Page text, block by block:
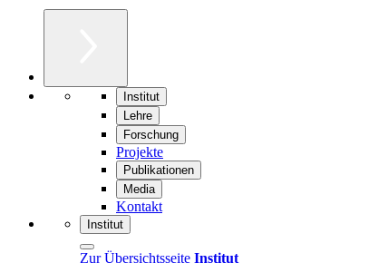
Institut
Lehre
Forschung
Projekte
Publikationen
Media
Kontakt
Institut
Zur Übersichtsseite Institut